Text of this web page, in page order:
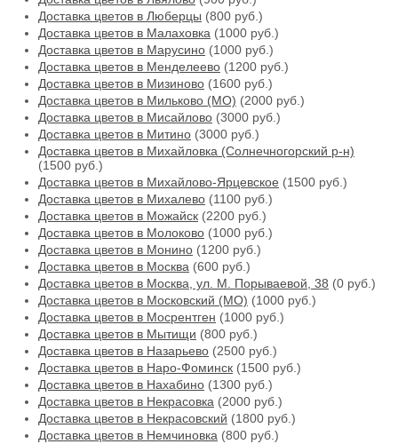
Доставка цветов в Люберцы (800 руб.)
Доставка цветов в Малаховка (1000 руб.)
Доставка цветов в Марусино (1000 руб.)
Доставка цветов в Менделеево (1200 руб.)
Доставка цветов в Мизиново (1600 руб.)
Доставка цветов в Мильково (МО) (2000 руб.)
Доставка цветов в Мисайлово (3000 руб.)
Доставка цветов в Митино (3000 руб.)
Доставка цветов в Михайловка (Солнечногорский р-н)
(1500 руб.)
Доставка цветов в Михайлово-Ярцевское (1500 руб.)
Доставка цветов в Михалево (1100 руб.)
Доставка цветов в Можайск (2200 руб.)
Доставка цветов в Молоково (1000 руб.)
Доставка цветов в Монино (1200 руб.)
Доставка цветов в Москва (600 руб.)
Доставка цветов в Москва, ул. М. Порываевой, 38 (0 руб.)
Доставка цветов в Московский (МО) (1000 руб.)
Доставка цветов в Мосрентген (1000 руб.)
Доставка цветов в Мытищи (800 руб.)
Доставка цветов в Назарьево (2500 руб.)
Доставка цветов в Наро-Фоминск (1500 руб.)
Доставка цветов в Нахабино (1300 руб.)
Доставка цветов в Некрасовка (2000 руб.)
Доставка цветов в Некрасовский (1800 руб.)
Доставка цветов в Немчиновка (800 руб.)